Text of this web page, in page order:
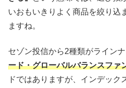
いおもいきりよく商品を絞り込
ますね。
セゾン投信から2種類がラインナ
ード・グローバルバランスファ
ドではありますが、インデック